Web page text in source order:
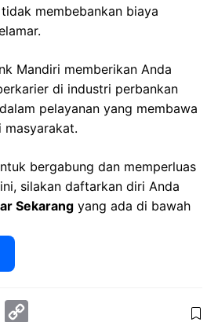
membebankan biaya
Mandiri memberikan Anda
di industri perbankan
pelayanan yang membawa
bergabung dan memperluas
silakan daftarkan diri Anda
Sekarang yang ada di bawah
W